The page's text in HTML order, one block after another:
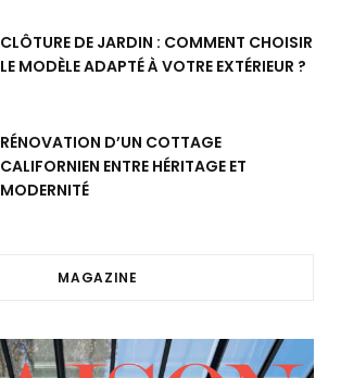
CLÔTURE DE JARDIN : COMMENT CHOISIR
LE MODÈLE ADAPTÉ À VOTRE EXTÉRIEUR ?
RÉNOVATION D’UN COTTAGE
CALIFORNIEN ENTRE HÉRITAGE ET
MODERNITÉ
MAGAZINE